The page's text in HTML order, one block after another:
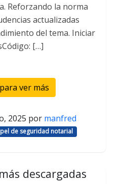
Reforzando la norma
actualizadas
del tema. Iniciar
[…]
ver más
2025 por manfred
de seguridad notarial
descargadas